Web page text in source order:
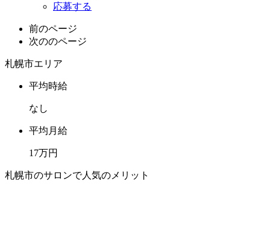
応募する
前のページ
次ののページ
札幌市エリア
平均時給
なし
平均月給
17万円
札幌市のサロンで人気のメリット